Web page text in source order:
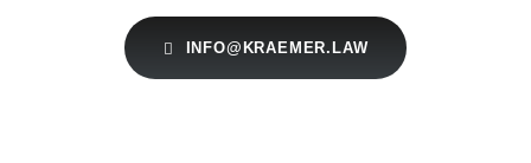
INFO@KRAEMER.LAW